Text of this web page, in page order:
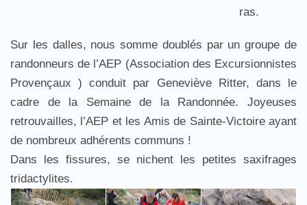
ras.
Sur les dalles, nous somme doublés par un groupe de
randonneurs de l’AEP (Association des Excursionnistes
Provençaux ) conduit par Geneviève Ritter, dans le
cadre de la Semaine de la Randonnée. Joyeuses
retrouvailles, l’AEP et les Amis de Sainte-Victoire ayant
de nombreux adhérents communs !
Dans les fissures, se nichent les petites saxifrages
tridactylites.